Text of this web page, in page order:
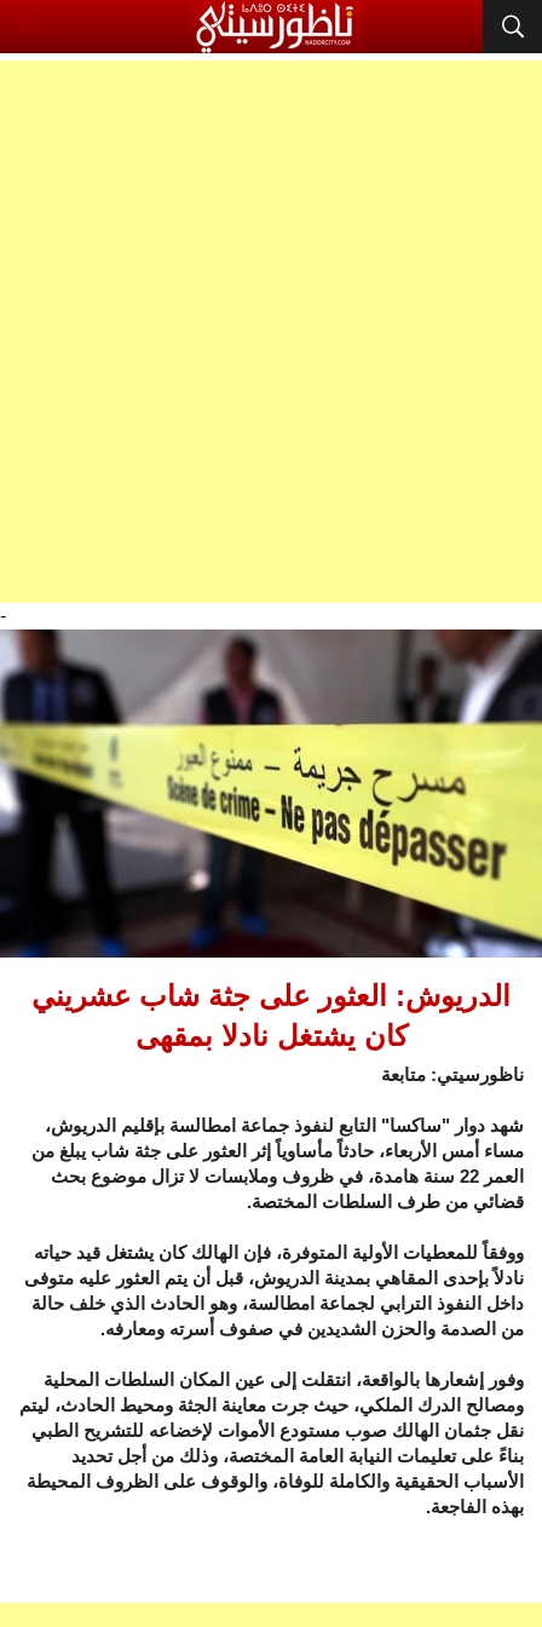
-
الدريوش: العثور على جثة شاب عشريني
كان يشتغل نادلا بمقهى
ناظورسيتي: متابعة
شهد دوار "ساكسا" التابع لنفوذ جماعة امطالسة بإقليم الدريوش،
مساء أمس الأربعاء، حادثاً مأساوياً إثر العثور على جثة شاب يبلغ من
العمر 22 سنة هامدة، في ظروف وملابسات لا تزال موضوع بحث
قضائي من طرف السلطات المختصة.
ووفقاً للمعطيات الأولية المتوفرة، فإن الهالك كان يشتغل قيد حياته
نادلاً بإحدى المقاهي بمدينة الدريوش، قبل أن يتم العثور عليه متوفى
داخل النفوذ الترابي لجماعة امطالسة، وهو الحادث الذي خلف حالة
من الصدمة والحزن الشديدين في صفوف أسرته ومعارفه.
وفور إشعارها بالواقعة، انتقلت إلى عين المكان السلطات المحلية
ومصالح الدرك الملكي، حيث جرت معاينة الجثة ومحيط الحادث، ليتم
نقل جثمان الهالك صوب مستودع الأموات لإخضاعه للتشريح الطبي
بناءً على تعليمات النيابة العامة المختصة، وذلك من أجل تحديد
الأسباب الحقيقية والكاملة للوفاة، والوقوف على الظروف المحيطة
بهذه الفاجعة.